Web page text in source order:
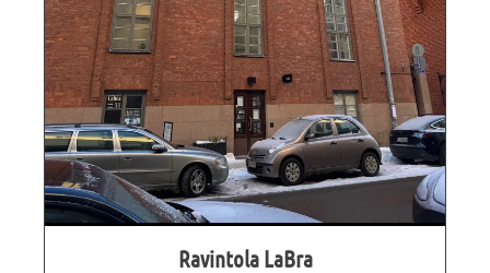
Ravintola LaBra